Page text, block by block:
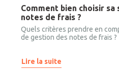
Comment bien choisir
notes de frais ?
Quels critères prendre en
de gestion des notes de frais ?
Lire la suite